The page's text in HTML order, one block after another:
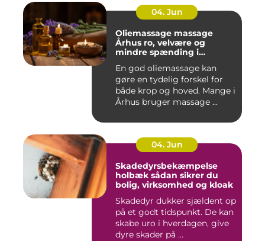
04. Jun
Oliemassage massage
Århus ro, velvære og
mindre spænding i
En god oliemassage kan
gøre en tydelig forskel for
både krop og hoved. Mange i
Århus bruger massage ...
04. Jun
Skadedyrsbekæmpelse
holbæk sådan sikrer du
bolig, virksomhed og kloak
Skadedyr dukker sjældent op
på et godt tidspunkt. De kan
skabe uro i hverdagen, give
dyre skader på ...